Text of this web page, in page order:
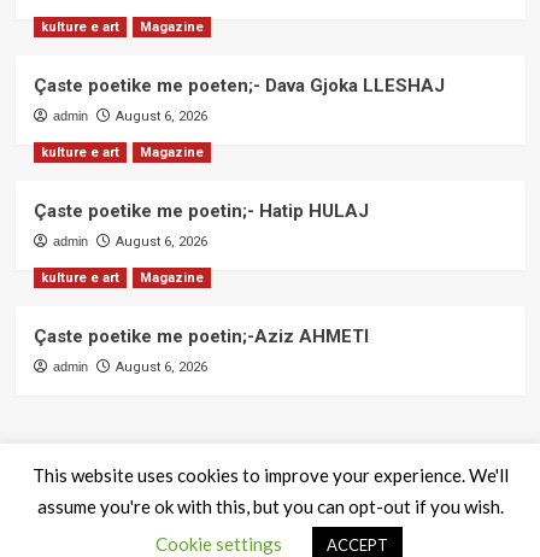
kulture e art Magazine
Çaste poetike me poeten;- Dava Gjoka LLESHAJ
admin August 6, 2026
kulture e art Magazine
Çaste poetike me poetin;- Hatip HULAJ
admin August 6, 2026
kulture e art Magazine
Çaste poetike me poetin;-Aziz AHMETI
admin August 6, 2026
QendraPRESS - Te drejtat e rezervuara|CoverNewsby AF
themes.
This website uses cookies to improve your experience. We'll
assume you're ok with this, but you can opt-out if you wish.
Cookie settings
ACCEPT